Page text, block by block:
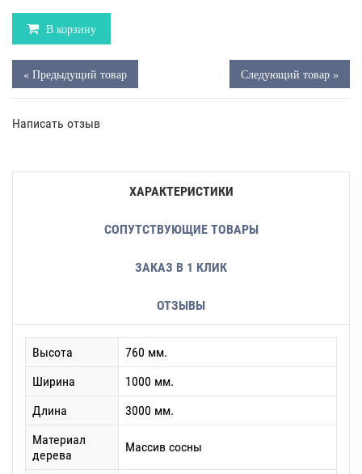
В корзину
« Предыдущий товар Следующий товар »
Написать отзыв
ХАРАКТЕРИСТИКИ
СОПУТСТВУЮЩИЕ ТОВАРЫ
ЗАКАЗ В 1 КЛИК
ОТЗЫВЫ
Высота
760 мм.
Ширина
1000 мм.
Длина
3000 мм.
Материал
дерева
Массив сосны